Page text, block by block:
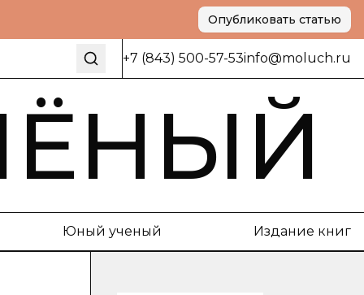
Опубликовать статью
+7 (843) 500-57-53info@moluch.ru
Юный ученый Издание книг